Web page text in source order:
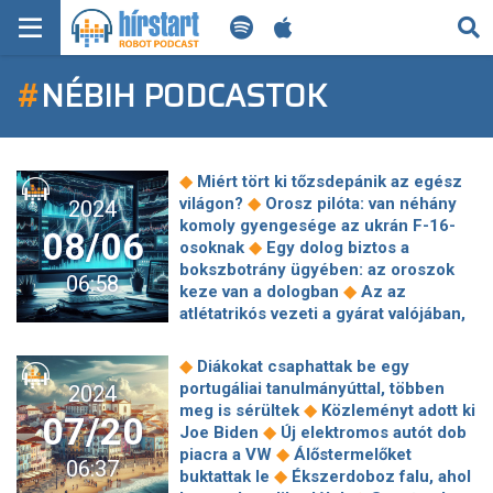
KERESÉS
KEZDŐLAP
FRISS HÍREK
TECH HÍREK
FILM-ZENE-SZÓRAKOZÁS
PLAYLIST
MI AZ A ROBOT PODCAST?
#NÉBIH PODCASTOK
2024
08/06
06:58
◆ Miért tört ki tőzsdepánik az egész
világon? ◆ Orosz pilóta: van néhány
komoly gyengesége az ukrán F-16-
osoknak ◆ Egy dolog biztos a
bokszbotrány ügyében: az oroszok
keze van a dologban ◆ Az az
atlétatrikós vezeti a gyárat valójában,
Kínában
Alumíniumhiány miatt több
OEM sem tud elég autót gyártani
Állatgyógyászati készítményeket
vizsgált a Nébih ‒ a termékek
többsége megfelelőnek bizonyult
◆
Zaharova: szerint az amerikai
2024
07/20
06:37
◆ Diákokat csaphattak be egy
portugáliai tanulmányúttal, többen
meg is sérültek ◆ Közleményt adott ki
Joe Biden ◆ Új elektromos autót dob
piacra a VW ◆ Álőstermelőket
buktattak le ◆ Ékszerdoboz falu, ahol